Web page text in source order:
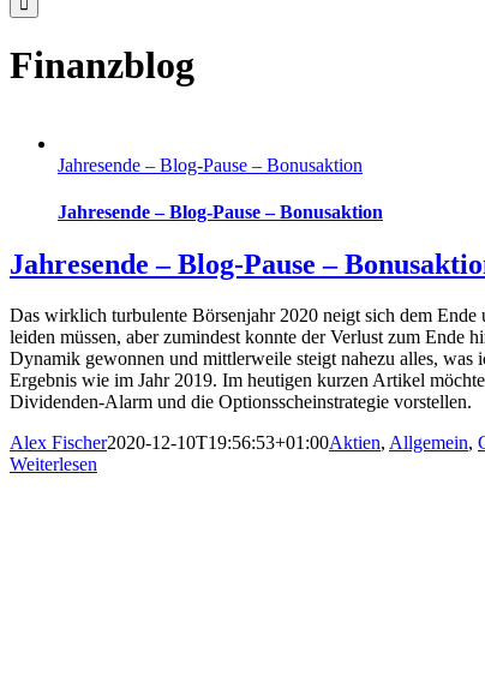
Finanzblog
Jahresende – Blog-Pause – Bonusaktion
Jahresende – Blog-Pause – Bonusaktion
Jahresende – Blog-Pause –
Das wirklich turbulente Börsenjahr 2020 neigt sich dem Ende
leiden müssen, aber zumindest konnte der Verlust zum
Dynamik gewonnen und mittlerweile steigt nahezu alles,
Ergebnis wie im Jahr 2019. Im heutigen kurzen Artikel
Dividenden-Alarm und die Optionsscheinstrategie vorstellen.
Alex Fischer2020-12-10T19:56:53+01:00Aktien, Allgemein,
Weiterlesen